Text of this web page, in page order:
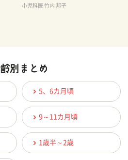
小児科医 竹内 邦子
5、6カ月頃
9～11カ月頃
1歳半～2歳